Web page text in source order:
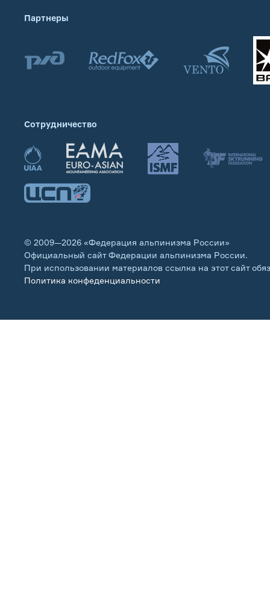
Партнеры
Сотрудничество
© 2009—2026 «Федерация альпинизма России»
Официальный сайт Федерации альпинизма России.
При использовании материалов ссылка на этот сайт
Политика конфеденциальности